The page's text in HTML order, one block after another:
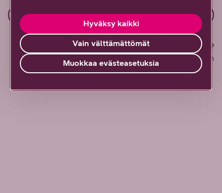
Aloita tunnistautumalla
Mobiilivarmenne jo käytössä?
Kirjaudu hallintaan
Vain välttämättömät
Hyväksy kaikki
Muokkaa evästeasetuksia